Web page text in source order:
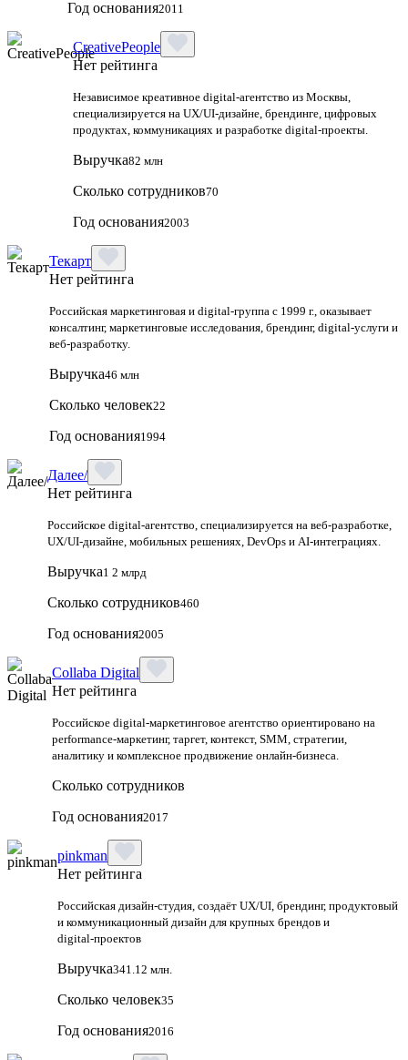
Год основания2011
CreativePeople
Нет рейтинга
Независимое креативное digital‑агентство из Москвы,
специализируется на UX/UI‑дизайне, брендинге, цифровых
продуктах, коммуникациях и разработке digital‑проекты.
Выручка82 млн
Сколько сотрудников70
Год основания2003
Текарт
Нет рейтинга
Российская маркетинговая и digital‑группа с 1999 г., оказывает
консалтинг, маркетинговые исследования, брендинг, digital‑услуги и
веб‑разработку.
Выручка46 млн
Сколько человек22
Год основания1994
Далее/
Нет рейтинга
Российское digital-агентство, специализируется на веб-разработке,
UX/UI-дизайне, мобильных решениях, DevOps и AI-интеграциях.
Выручка1 2 млрд
Сколько сотрудников460
Год основания2005
Collaba Digital
Нет рейтинга
Российское digital-маркетинговое агентство ориентировано на
performance-маркетинг, таргет, контекст, SMM, стратегии,
аналитику и комплексное продвижение онлайн-бизнеса.
Сколько сотрудников
Год основания2017
pinkman
Нет рейтинга
Российская дизайн‑студия, создаёт UX/UI, брендинг, продуктовый
и коммуникационный дизайн для крупных брендов и
digital‑проектов
Выручка341.12 млн.
Сколько человек35
Год основания2016